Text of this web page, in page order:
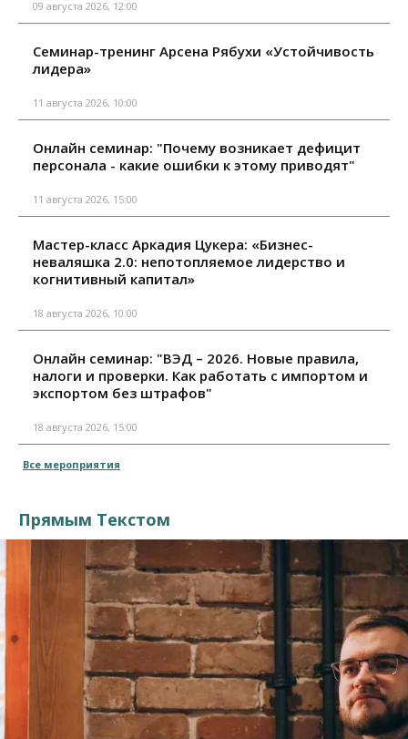
09 августа 2026, 12:00
Семинар-тренинг Арсена Рябухи «Устойчивость
лидера»
11 августа 2026, 10:00
Онлайн семинар: "Почему возникает дефицит
персонала - какие ошибки к этому приводят"
11 августа 2026, 15:00
Мастер-класс Аркадия Цукера: «Бизнес-
неваляшка 2.0: непотопляемое лидерство и
когнитивный капитал»
18 августа 2026, 10:00
Онлайн семинар: "ВЭД – 2026. Новые правила,
налоги и проверки. Как работать с импортом и
экспортом без штрафов"
18 августа 2026, 15:00
Все мероприятия
Прямым Текстом